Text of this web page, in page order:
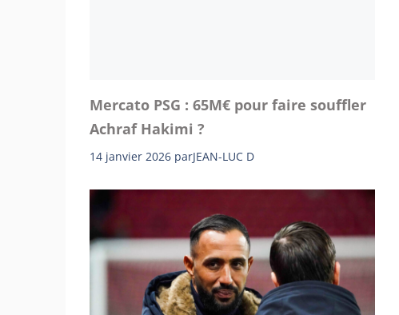
Mercato PSG : 65M€ pour faire souffler
Achraf Hakimi ?
14 janvier 2026 parJEAN-LUC D